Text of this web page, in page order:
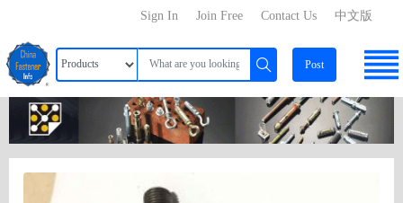
中文版
Contact Us
Join Free
Sign In
Post